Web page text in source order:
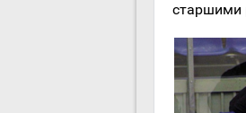
старшими